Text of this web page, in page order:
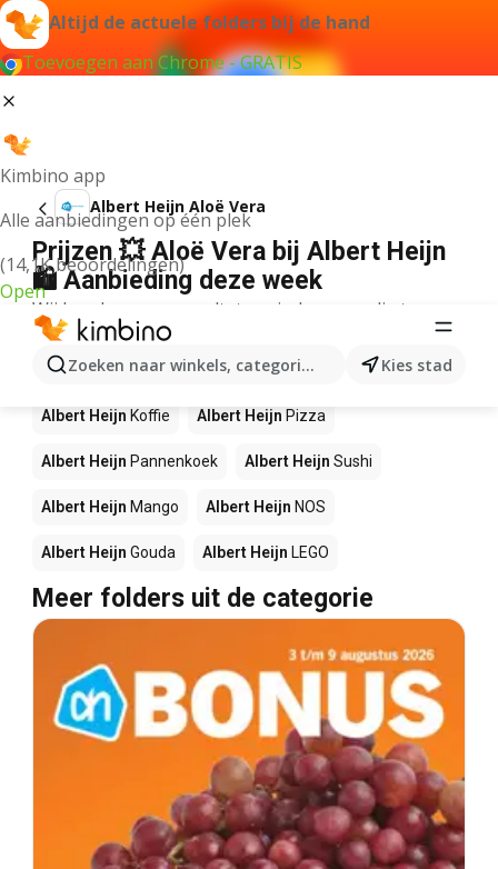
Altijd de actuele folders bij de hand
Toevoegen aan Chrome - GRATIS
Kimbino app
Alle aanbiedingen op één plek
(14,1K beoordelingen)
Open
Zoeken naar winkels, categorieën, producten...
Kies stad
Albert Heijn Aloë Vera
Prijzen 💥 Aloë Vera bij Albert Heijn
🛍️ Aanbieding deze week
Wij konden geen resultaten vinden voor die term.
Andere producten in winkels Albert
Heijn
Albert Heijn Koffie Albert Heijn Pizza
Albert Heijn Pannenkoek Albert Heijn Sushi
Albert Heijn Mango Albert Heijn NOS
Albert Heijn Gouda Albert Heijn LEGO
Meer folders uit de categorie